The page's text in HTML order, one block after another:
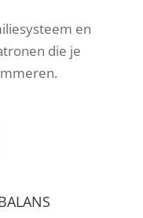
en
die je